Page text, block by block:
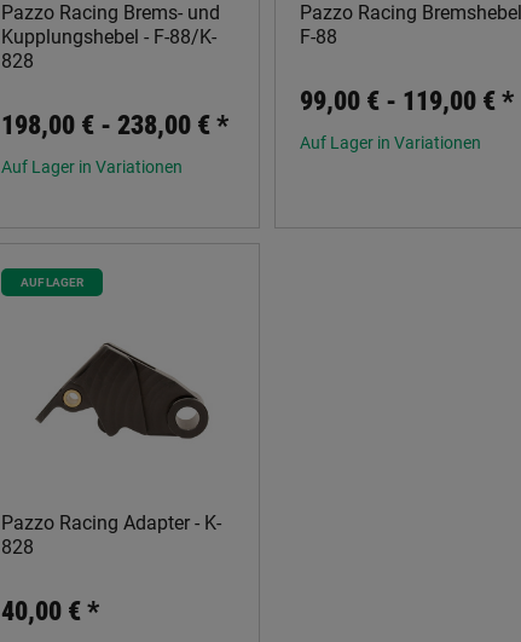
Pazzo Racing Brems- und
Kupplungshebel - F-88/K-
828
198,00 € - 238,00 €*
Auf Lager in Variationen
Pazzo Racing
F-88
99,00 € - 119,00 €*
Auf Lager in Variationen
AUF LAGER
Pazzo Racing Adapter - K-
828
40,00 €*